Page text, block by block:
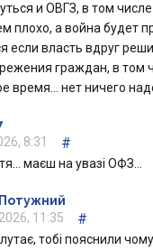
и ОВГЗ, в том
плохо, а война будет
если власть вдруг
граждан, в том
время… нет ничего
8:31
#
маєш на увазі ОФЗ…
11:35
#
тобі пояснили